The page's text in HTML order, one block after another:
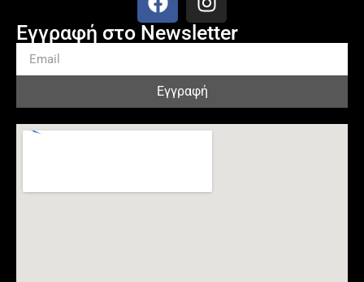
Εγγραφή στο Newsletter
Εγγραφή